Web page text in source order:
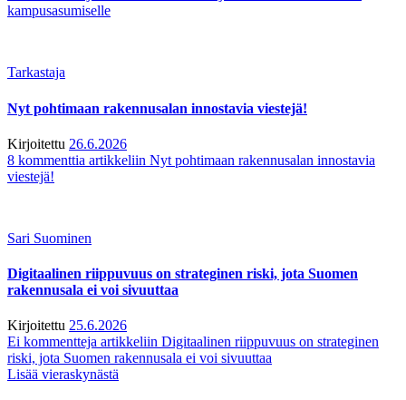
kampusasumiselle
Tarkastaja
Nyt pohtimaan rakennusalan innostavia viestejä!
Kirjoitettu 26.6.2026
8 kommenttia artikkeliin Nyt pohtimaan rakennusalan innostavia
viestejä!
Sari Suominen
Digitaalinen riippuvuus on strateginen riski, jota Suomen
rakennusala ei voi sivuuttaa
Kirjoitettu 25.6.2026
Ei kommentteja artikkeliin Digitaalinen riippuvuus on strateginen
riski, jota Suomen rakennusala ei voi sivuuttaa
Lisää vieraskynästä